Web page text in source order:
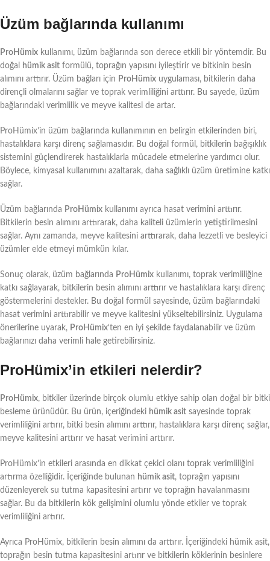
Üzüm bağlarında kullanımı
ProHümix kullanımı, üzüm bağlarında son derece etkili bir yöntemdir. Bu
doğal
hümik asit formülü, toprağın yapısını iyileştirir ve bitkinin besin
alımını arttırır. Üzüm bağları için ProHümix uygulaması, bitkilerin daha
dirençli olmalarını sağlar ve toprak verimliliğini arttırır. Bu sayede, üzüm
bağlarındaki verimlilik ve meyve kalitesi de artar.
ProHümix’in üzüm bağlarında kullanımının en belirgin etkilerinden biri,
hastalıklara karşı direnç sağlamasıdır. Bu doğal formül, bitkilerin bağışıklık
sistemini güçlendirerek hastalıklarla mücadele etmelerine yardımcı olur.
Böylece, kimyasal kullanımını azaltarak, daha sağlıklı üzüm üretimine katkı
sağlar.
Üzüm bağlarında ProHümix kullanımı ayrıca hasat verimini arttırır.
Bitkilerin besin alımını arttırarak, daha kaliteli üzümlerin yetiştirilmesini
sağlar. Aynı zamanda, meyve kalitesini arttırarak, daha lezzetli ve besleyici
üzümler elde etmeyi mümkün kılar.
Sonuç olarak, üzüm bağlarında ProHümix kullanımı, toprak verimliliğine
katkı sağlayarak, bitkilerin besin alımını arttırır ve hastalıklara karşı direnç
göstermelerini destekler. Bu doğal formül sayesinde, üzüm bağlarındaki
hasat verimini arttırabilir ve meyve kalitesini yükseltebilirsiniz. Uygulama
önerilerine uyarak, ProHümix‘ten en iyi şekilde faydalanabilir ve üzüm
bağlarınızı daha verimli hale getirebilirsiniz.
ProHümix’in etkileri nelerdir?
ProHümix, bitkiler üzerinde birçok olumlu etkiye sahip olan doğal bir bitki
besleme ürünüdür. Bu ürün, içeriğindeki hümik asit sayesinde toprak
verimliliğini artırır, bitki besin alımını arttırır, hastalıklara karşı direnç sağlar,
meyve kalitesini arttırır ve hasat verimini arttırır.
ProHümix’in etkileri arasında en dikkat çekici olanı toprak verimliliğini
artırma özelliğidir. İçeriğinde bulunan hümik asit, toprağın yapısını
düzenleyerek su tutma kapasitesini artırır ve toprağın havalanmasını
sağlar. Bu da bitkilerin kök gelişimini olumlu yönde etkiler ve toprak
verimliliğini artırır.
Ayrıca ProHümix, bitkilerin besin alımını da arttırır. İçeriğindeki hümik asit,
toprağın besin tutma kapasitesini artırır ve bitkilerin köklerinin besinlere